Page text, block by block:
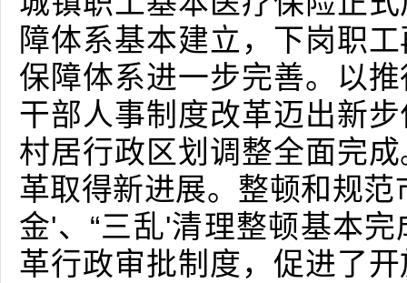
障体系基本建立，下岗职
保障体系进一步完善。以
干部人事制度改革迈出新
村居行政区划调整全面完
革取得新进展。整顿和规范
金'、“三乱'清理整顿基本
革行政审批制度，促进了